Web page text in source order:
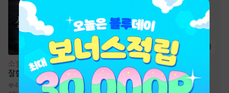
소설
실패한 재벌 2세가 투자를
잘함 [단행본]
4만
천하제일인 #살수
#2024 정액제 무협 #천마
먼치킨
# 정파 #우정 #역사/시대물
#환생물
소설원작
#
죽음/살인 #복수물
#
2025 정액제 무협